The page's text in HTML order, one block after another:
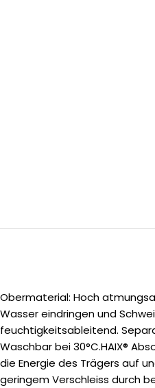
Obermaterial: Hoch
Wasser eindringen und
feuchtigkeitsableitend.
Waschbar bei 30°C.HAIX®
die Energie des Trägers auf
geringem Verschleiss durch